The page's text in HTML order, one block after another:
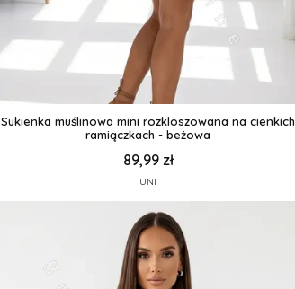
Sukienka muślinowa mini rozkloszowana na cienkich
ramiączkach - beżowa
89,99 zł
UNI